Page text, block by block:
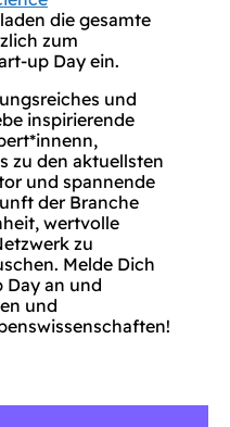
laden die gesamte
zum
up Day ein.
und
inspirierende
zu den aktuellsten
und spannende
der Branche
wertvolle
zu
Melde Dich
Day an und
und